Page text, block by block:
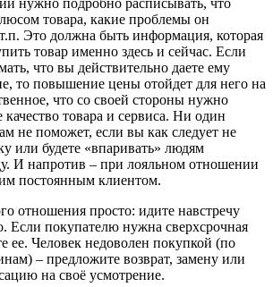
нужно подробно расписывать, что
товара, какие проблемы он
Это должна быть информация, которая
товар именно здесь и сейчас. Если
что вы действительно даете ему
то повышение цены отойдет для него на
что со своей стороны нужно
качество товара и сервиса. Ни один
не поможет, если вы как следует не
или будете «впаривать» людям
И напротив – при лояльном отношении
постоянным клиентом.
отношения просто: идите навстречу
Если покупателю нужна сверхсрочная
ее. Человек недоволен покупкой (по
– предложите возврат, замену или
на своё усмотрение.